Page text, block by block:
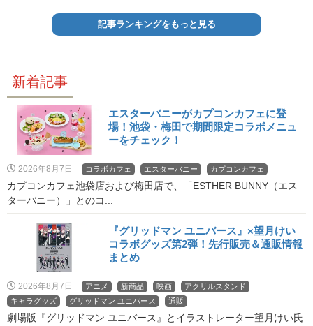
記事ランキングをもっと見る
新着記事
エスターバニーがカプコンカフェに登
場！池袋・梅田で期間限定コラボメニュ
ーをチェック！
2026年8月7日 コラボカフェ エスターバニー カプコンカフェ
カプコンカフェ池袋店および梅田店で、「ESTHER BUNNY（エス
ターバニー）」とのコ...
『グリッドマン ユニバース』×望月けい
コラボグッズ第2弾！先行販売＆通販情報
まとめ
2026年8月7日 アニメ 新商品 映画
アクリルスタンド
キャラグッズ
グリッドマン ユニバース 通販
劇場版『グリッドマン ユニバース』とイラストレーター望月けい氏